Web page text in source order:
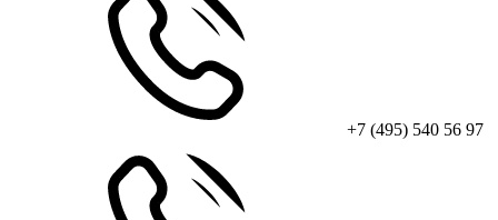
+7 (495) 540 56 97